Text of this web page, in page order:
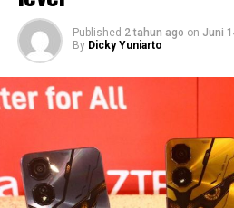
Published 2 tahun ago on Juni
By Dicky Yuniarto